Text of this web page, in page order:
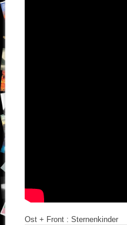
Ost + Front : Sternenkinder